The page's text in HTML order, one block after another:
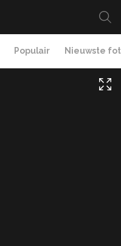
Populair Nieuwste